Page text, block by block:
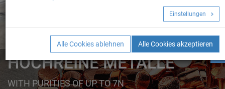
ELEMENTE
FORMEN
HOCHREINE METALLE
WITH PURITIES OF UP TO 7N
Angebot anfordern!
Einstellungen
Alle Cookies ablehnen Alle Cookies akzeptieren